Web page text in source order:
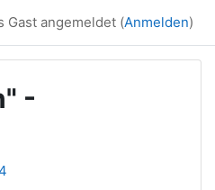
Gast angemeldet (Anmelden)
-